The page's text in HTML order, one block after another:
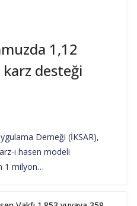
1,12
desteği
Derneği (İKSAR),
ı hasen modeli
1 milyon…